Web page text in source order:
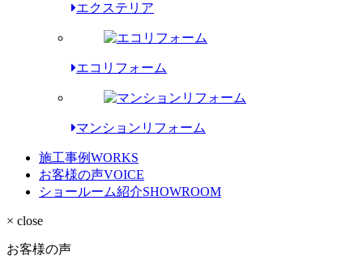
エクステリア
エコリフォーム
マンションリフォーム
施工事例WORKS
お客様の声VOICE
ショールーム紹介SHOWROOM
× close
お客様の声